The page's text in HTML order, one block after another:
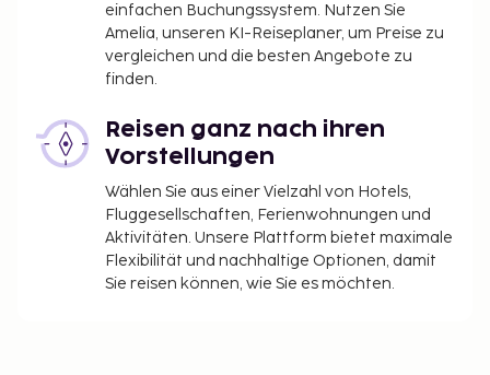
einfachen Buchungssystem. Nutzen Sie
Amelia, unseren KI-Reiseplaner, um Preise zu
vergleichen und die besten Angebote zu
finden.
Reisen ganz nach ihren
Vorstellungen
Wählen Sie aus einer Vielzahl von Hotels,
Fluggesellschaften, Ferienwohnungen und
Aktivitäten. Unsere Plattform bietet maximale
Flexibilität und nachhaltige Optionen, damit
Sie reisen können, wie Sie es möchten.